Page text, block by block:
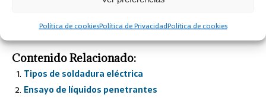
Política de cookiesPolítica de PrivacidadPolítica de cookies
Contenido Relacionado:
Tipos de soldadura eléctrica
Ensayo de líquidos penetrantes